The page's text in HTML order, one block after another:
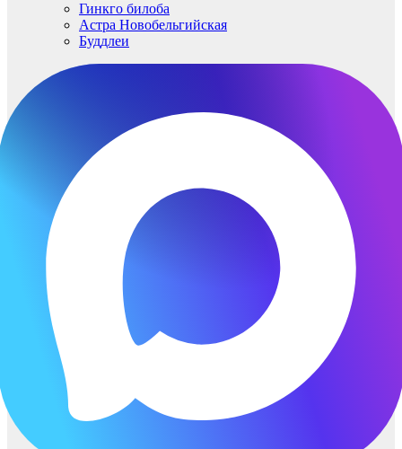
Гинкго билоба
Астра Новобельгийская
Буддлеи